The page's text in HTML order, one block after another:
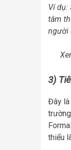
Ví dụ:
tâm
người
3)
Đây là
thiểu